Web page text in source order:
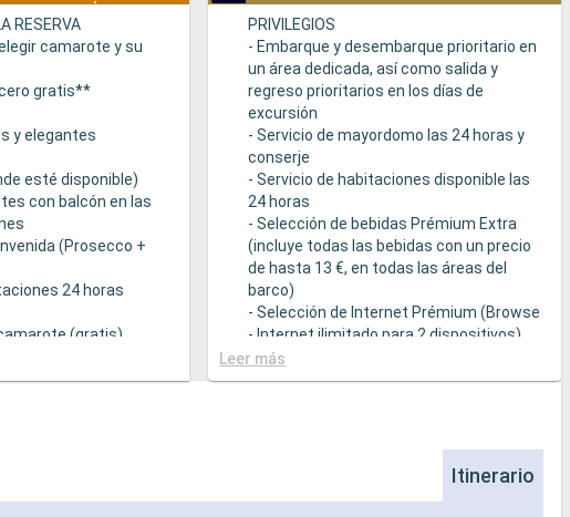
RESERVA
camarote y su
gratis**
y elegantes
esté disponible)
con balcón en las
(Prosecco +
24 horas
(gratis)
la selección de
PRIVILEGIOS
- Embarque y desembarque prioritario en
un área dedicada, así como salida y
regreso prioritarios en los días de
excursión
- Servicio de mayordomo las 24 horas y
conserje
- Servicio de habitaciones disponible las
24 horas
- Selección de bebidas Prémium Extra
(incluye todas las bebidas con un precio
de hasta 13 €, en todas las áreas del
barco)
- Selección de Internet Prémium (Browse
- Internet ilimitado para 2 dispositivos)
- Acceso prioritario a la suite termal de
MSC Aurea Spa
- Otros detalles: servicio de empaquetar
Leer más
Itinerario